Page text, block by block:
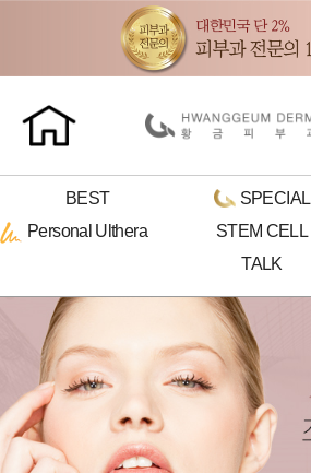
BEST SPECIAL
Personal Ulthera STEM CELL
TALK